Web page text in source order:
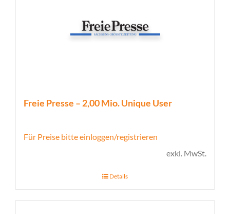
Freie Presse – 2,00 Mio. Unique User
Für Preise bitte einloggen/registrieren
exkl. MwSt.
Details